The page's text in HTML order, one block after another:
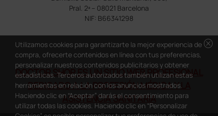
Pral. 2ª – 08021 Barcelona
NIF: B66341298
DOCTOR SHOP ES UN SITIO WEB PROFESIONAL
DEDICADO A LA PROFESIÓN MÉDICA Y LA
ASISTENCIA SANITARIA
cancel
Utilizamos cookies para garantizarte la mejor experiencia de
compra, ofrecerte contenidos en línea con tus preferencias,
personalizar nuestros contenidos publicitarios y obtener
estadísticas. Terceros autorizados también utilizan estas
herramientas en relación con los anuncios mostrados.
Haciendo clic en “Aceptar” darás el consentimiento para
utilizar todas las cookies. Haciendo clic en “Personalizar